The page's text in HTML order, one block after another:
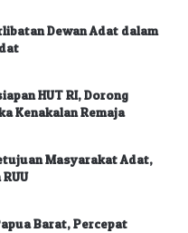
Dewan Adat dalam
HUT RI, Dorong
Kenakalan Remaja
Masyarakat Adat,
Barat, Percepat